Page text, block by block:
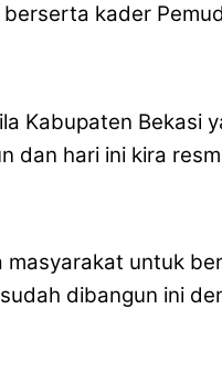
kader
Kabupaten Bekasi
hari ini kira
untuk
dibangun ini